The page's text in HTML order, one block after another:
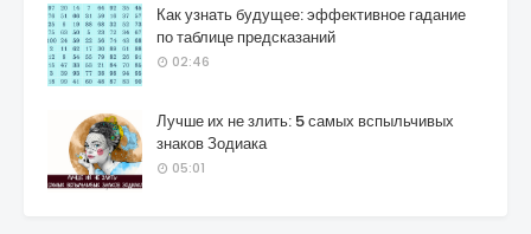
Как узнать будущее: эффективное гадание
по таблице предсказаний
02:46
Лучше их не злить: 5 самых вспыльчивых
знаков Зодиака
05:01